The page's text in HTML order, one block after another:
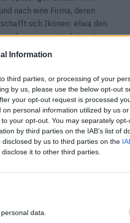
Information
third parties, or processing of your
by us, please use the below opt-out
your opt-out request is processed
personal information utilized by us
your opt-out. You may separately
by third parties on the IAB’s list of
by us to third parties on the
it to other third parties.
data.
nach eine Firma, deren
sich Ikonen: etwa den
die prominent platzierten
teuer ist, tüftelt Guccio
doppeltem G und fertigt
Rom, Mailand und New
Guccio Gucci. Nach dem
Hochglanz. Der gute Ruf
anderen im Mülleimer
reist, schaut bei Gucci
Hepburn, alle ganz
lässt gar extra ein
Klassikerstatus kratzt.
Jahren flacht die Kurve
vergibt, oder der
kommen die